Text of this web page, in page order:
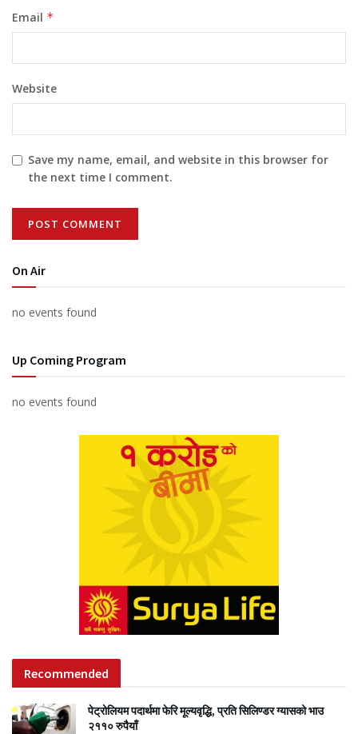
Email *
Website
Save my name, email, and website in this browser for
the next time I comment.
On Air
no events found
Up Coming Program
no events found
Recommended
पेट्रोलियम पदार्थमा फेरि मूल्यवृद्धि, प्रति सिलिण्डर ग्यासको भाउ
२११० रुपैयाँ